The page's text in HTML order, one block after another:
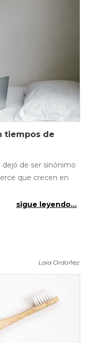
tiempos de
de ser sinónimo
que crecen en
sigue leyendo...
Laia Ordoñez